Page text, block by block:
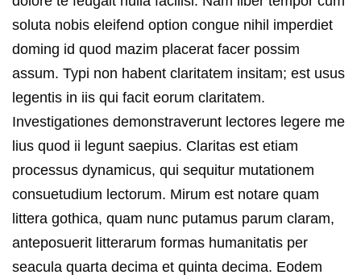
soluta nobis eleifend option congue nihil imperdiet
doming id quod mazim placerat facer possim
assum. Typi non habent claritatem insitam; est usus
legentis in iis qui facit eorum claritatem.
Investigationes demonstraverunt lectores legere me
lius quod ii legunt saepius. Claritas est etiam
processus dynamicus, qui sequitur mutationem
consuetudium lectorum. Mirum est notare quam
littera gothica, quam nunc putamus parum claram,
anteposuerit litterarum formas humanitatis per
seacula quarta decima et quinta decima. Eodem